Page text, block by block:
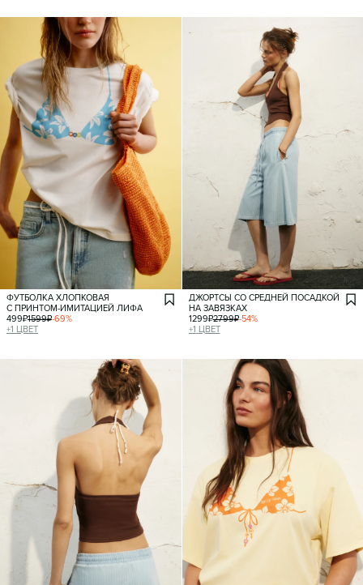
ФУТБОЛКА ХЛОПКОВАЯ
С ПРИНТОМ-ИМИТАЦИЕЙ ЛИФА
499₽1599₽-69%
+1 ЦВЕТ
ДЖОРТСЫ СО СРЕДНЕЙ ПОСАДКОЙ
НА ЗАВЯЗКАХ
1299₽2799₽-54%
+1 ЦВЕТ